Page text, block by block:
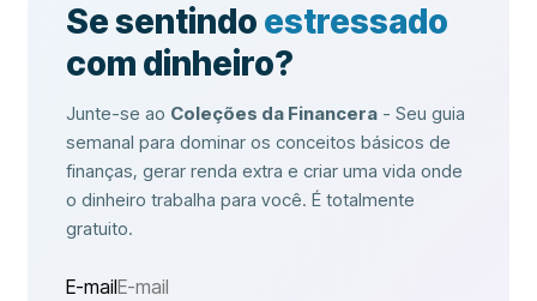
Se sentindo estressado
com dinheiro?
Junte-se ao Coleções da Financera - Seu guia
semanal para dominar os conceitos básicos de
finanças, gerar renda extra e criar uma vida onde
o dinheiro trabalha para você. É totalmente
gratuito.
E-mail